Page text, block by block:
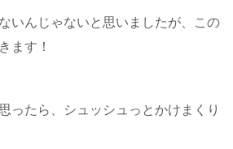
いんじゃないと思いましたが、この
ます！
ったら、シュッシュっとかけまくり